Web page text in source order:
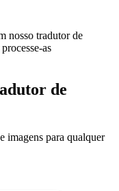
nosso tradutor de
as
de
imagens para qualquer